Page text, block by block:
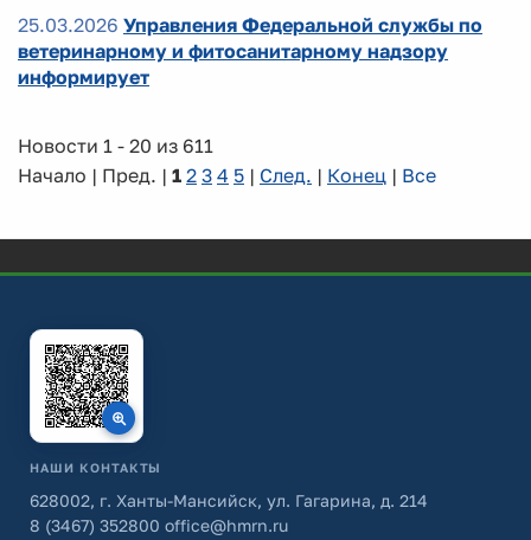
25.03.2026 Управления Федеральной службы по
ветеринарному и фитосанитарному надзору
информирует
Новости 1 - 20 из 611
Начало | Пред. | 1 2 3 4 5 | След. | Конец | Все
НАШИ КОНТАКТЫ
628002, г. Ханты-Мансийск, ул. Гагарина, д. 214
8 (3467) 352800 office@hmrn.ru